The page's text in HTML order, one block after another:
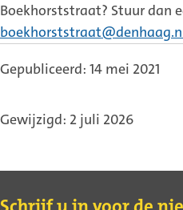
Boekhorststraat? Stuur dan
Gepubliceerd: 14 mei 2021
Gewijzigd: 2 juli 2026